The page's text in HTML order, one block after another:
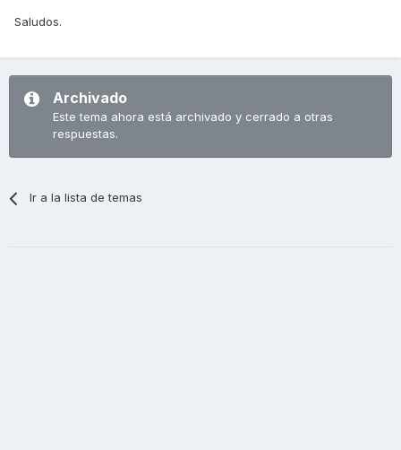
Saludos.
Archivado
Este tema ahora está archivado y cerrado a otras
respuestas.
Ir a la lista de temas